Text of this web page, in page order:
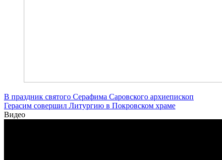
В праздник святого Серафима Саровского архиепископ
Герасим совершил Литургию в Покровском храме
Видео